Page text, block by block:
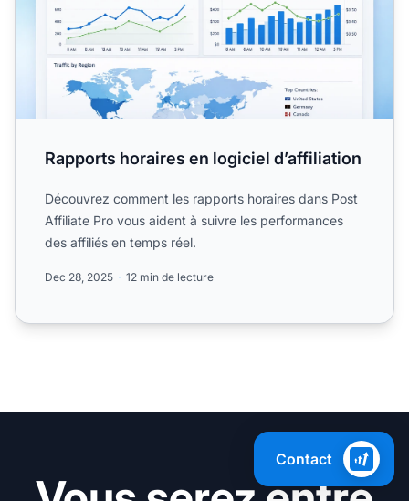
Rapports horaires en logiciel d’affiliation
Découvrez comment les rapports horaires dans Post
Affiliate Pro vous aident à suivre les performances
des affiliés en temps réel.
Dec 28, 2025 12 min de lecture
Contact